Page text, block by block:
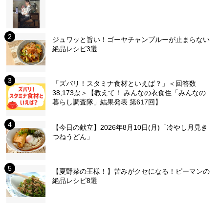
ジュワッと旨い！ゴーヤチャンプルーが止まらない
絶品レシピ3選
「ズバリ！スタミナ食材といえば？」＜回答数
38,173票＞【教えて！ みんなの衣食住「みんなの
暮らし調査隊」結果発表 第617回】
【今日の献立】2026年8月10日(月)「冷やし月見き
つねうどん」
【夏野菜の王様！】苦みがクセになる！ピーマンの
絶品レシピ8選